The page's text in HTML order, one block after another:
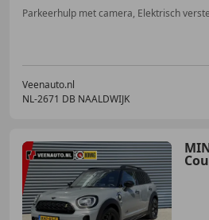
Veenauto.nl
NL-2671 DB NAALDWIJK